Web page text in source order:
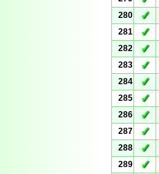
280
✓
281
✓
282
✓
283
✓
284
✓
285
✓
286
✓
287
✓
288
✓
289
✓